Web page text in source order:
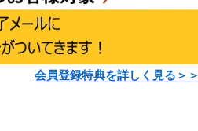
会員登録特典を詳しく見る＞＞